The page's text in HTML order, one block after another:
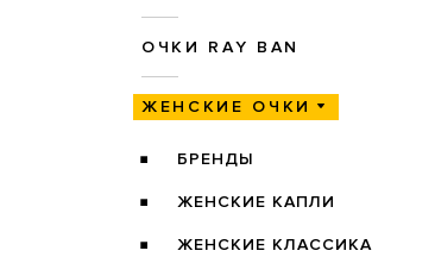
ОЧКИ RAY BAN
ЖЕНСКИЕ ОЧКИ
БРЕНДЫ
ЖЕНСКИЕ КАПЛИ
ЖЕНСКИЕ КЛАССИКА